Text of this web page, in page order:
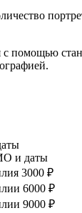
с помощью
и даты
3000 ₽
6000 ₽
9000 ₽